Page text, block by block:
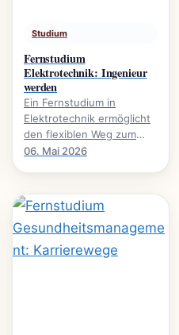
Studium
Fernstudium
Elektrotechnik: Ingenieur
werden
Ein Fernstudium in
Elektrotechnik ermöglicht
den flexiblen Weg zum
Ingenieurabschluss. Mehr
06. Mai 2026